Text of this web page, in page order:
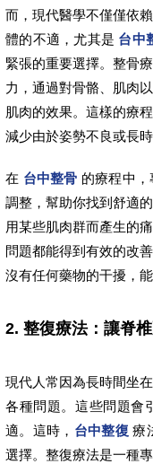
而，現代醫學不僅僅依
體的不適，尤其是 台中
緊張的重要選擇。整骨
力，通過對骨骼、肌肉
肌肉的效果。這樣的療
減少由於姿勢不良或長
在 台中整骨 的療程中
調整，幫助你找到舒適
用某些肌肉群而產生的
問題都能得到有效的改
沒有任何藥物的干擾，
2. 整復療法：讓脊
現代人常因為長時間坐
各種問題。這些問題會
適。這時， 台中整復 療
選擇。整復療法是一種